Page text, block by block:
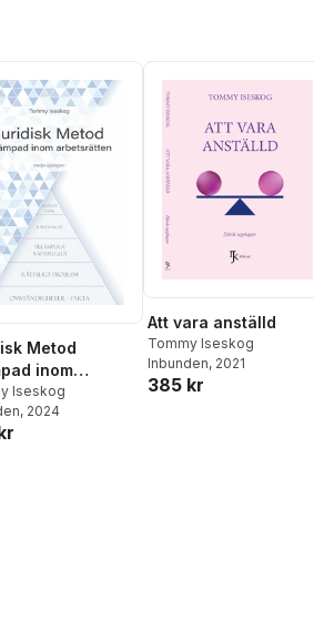
Metod
inom
Iseskog
, 2024
Att vara anställd
Tommy Iseskog
Inbunden, 2021
385 kr